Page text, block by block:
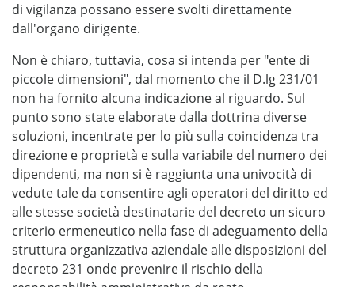
di vigilanza possano essere svolti direttamente
dall'organo dirigente.
Non è chiaro, tuttavia, cosa si intenda per "ente di
piccole dimensioni", dal momento che il D.lg 231/01
non ha fornito alcuna indicazione al riguardo. Sul
punto sono state elaborate dalla dottrina diverse
soluzioni, incentrate per lo più sulla coincidenza tra
direzione e proprietà e sulla variabile del numero dei
dipendenti, ma non si è raggiunta una univocità di
vedute tale da consentire agli operatori del diritto ed
alle stesse società destinatarie del decreto un sicuro
criterio ermeneutico nella fase di adeguamento della
struttura organizzativa aziendale alle disposizioni del
decreto 231 onde prevenire il rischio della